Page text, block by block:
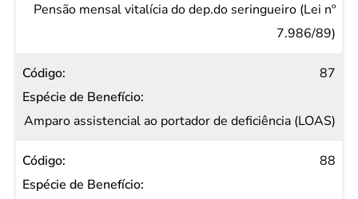
Pensão mensal vitalícia do dep.do seringueiro (Lei nº
7.986/89)
87
Amparo assistencial ao portador de deficiência (LOAS)
88